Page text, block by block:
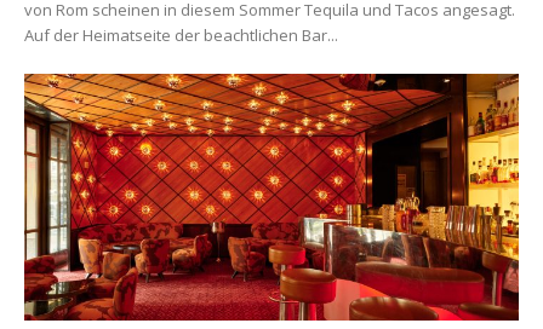
von Rom scheinen in diesem Sommer Tequila und Tacos angesagt.
Auf der Heimatseite der beachtlichen Bar...